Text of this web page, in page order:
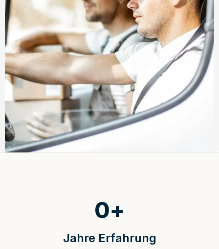
Jahre Erfahrung
0+